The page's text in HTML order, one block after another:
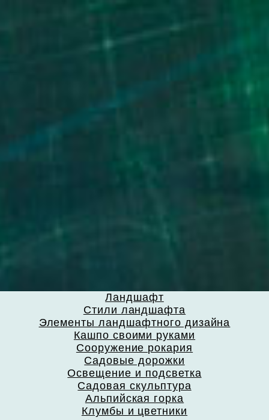
Ландшафт
Стили ландшафта
Элементы ландшафтного дизайна
Кашпо своими руками
Сооружение рокария
Садовые дорожки
Освещение и подсветка
Садовая скульптура
Альпийская горка
Клумбы и цветники